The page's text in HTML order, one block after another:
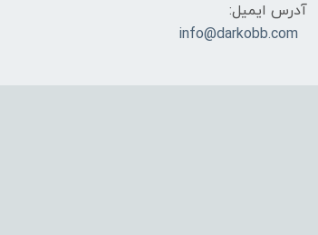
آدرس ایمیل:
info@darkobb.com